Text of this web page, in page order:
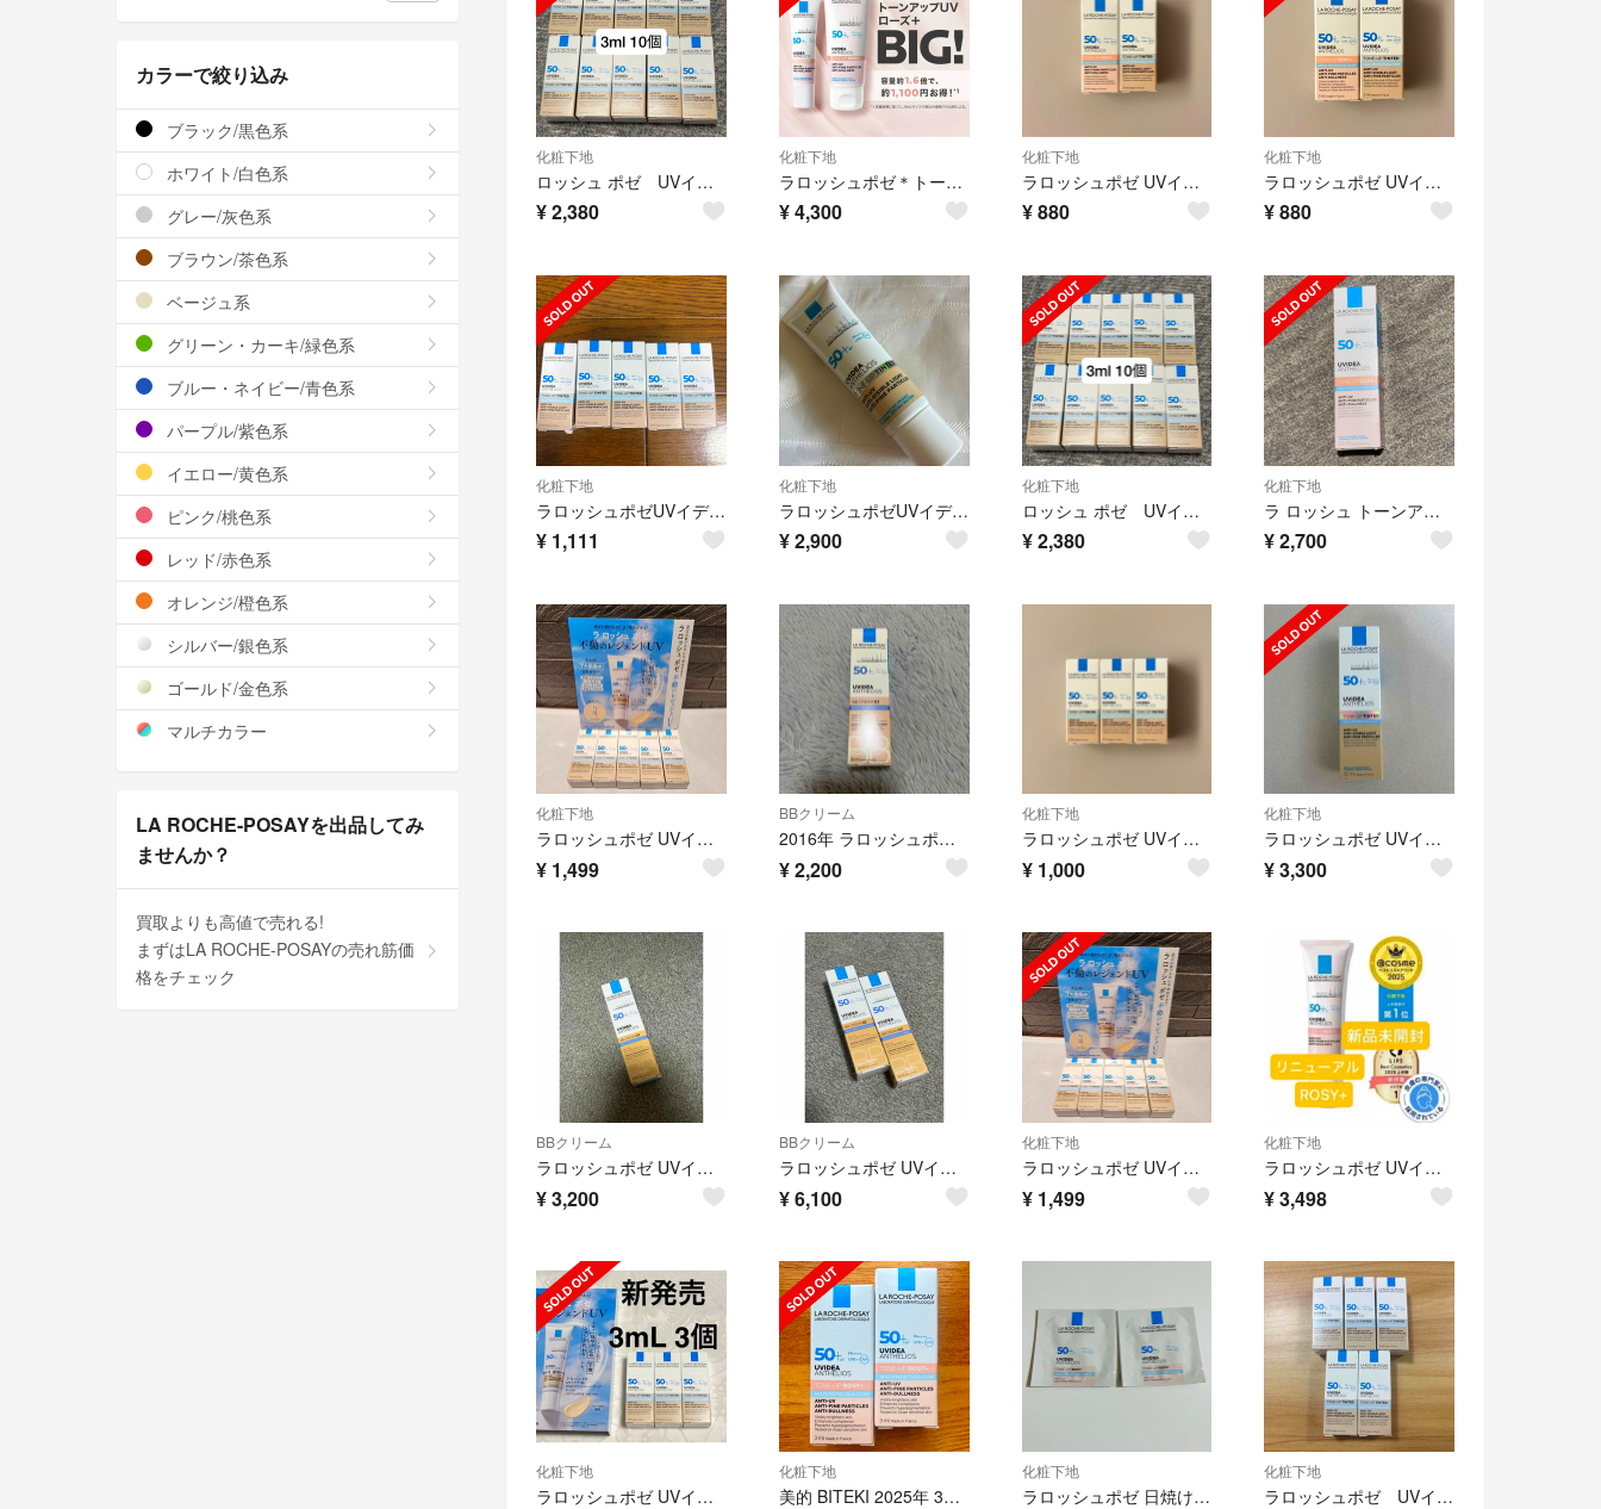
化粧下地
ロッシュ ポゼ UVイデア XL プロテクション トーンアップ ティント 3ml10個
¥2,380
化粧下地
ラロッシュポゼ＊トーンアップUV
¥4,300
化粧下地
ラロッシュポゼ UVイデア XL プロテクション トーンアップ ローズ＋ & トーンアップ ティント
¥880
化粧下地
ラロッシュポゼ UVイデア XL プロテクション トーンアップ ローズ＋ & トーンアップ ティント
¥880
化粧下地
ラロッシュポゼUVイデア XL プロテクショントーンアップローズ＋ 3ml 5個
¥ 1,111
化粧下地
ラロッシュポゼUVイデアXL プロテクショントーンアップティント 化粧下地
¥2,900
化粧下地
ロッシュ ポゼ UVイデア XL プロテクション トーンアップ ティント 3ml10個
¥2,380
化粧下地
ラ ロッシュ トーンアップ ローズ+ 本体 30mL
¥2,700
化粧下地
ラロッシュポゼ UVイデア XLプロテクショントーンアップ ティントサンプル5個
¥ 1,499
BBクリーム
2016年 ラロッシュポゼ uvイデア xl プロテクションbb 01 ライト spf50+/pa++++ ro m
¥2,200
化粧下地
ラロッシュポゼ UVイデア XL プロテクション トーンアップ ティント
¥ 1,000
化粧下地
ラロッシュポゼ UVイデア XLプロテクショントーンアップティント
¥3,300
BBクリーム
ラロッシュポゼ UVイデア XL プロテクションBB 02ナチュラル 30ml
¥3,200
BBクリーム
ラロッシュポゼ UVイデア XL プロテクションBB 02ナチュラル 30ml
¥6,100
化粧下地
ラロッシュポゼ UVイデア XLプロテクショントーンアップ ティントサンプル5個
¥ 1,499
化粧下地
ラロッシュポゼ UVイデア XL プロテクショントーンアップ ローズ＋
¥3,498
化粧下地
ラロッシュポゼ UVイデア XL プロテクション トーンアップ ティント 3個
化粧下地
美的 BITEKI 2025年 3月号 付録 ラ ロッシュ ポゼ 2本
化粧下地
ラロッシュポゼ 日焼け止め下地 試供品
化粧下地
ラロッシュポゼ UVイデア XL プロテクショントーンアップティント3mL×5
カラーで絞り込み
ブラック/黒色系
ホワイト/白色系
グレー/灰色系
ブラウン/茶色系
ベージュ系
グリーン・カーキ/緑色系
ブルー・ネイビー/青色系
パープル/紫色系
イエロー/黄色系
ピンク/桃色系
レッド/赤色系
オレンジ/橙色系
シルバー/銀色系
ゴールド/金色系
マルチカラー
LA ROCHE-POSAYを出品してみ
ませんか？
買取よりも高値で売れる!
まずはLA ROCHE-POSAYの売れ筋価
格をチェック